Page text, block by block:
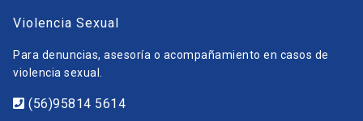
Violencia Sexual
Para denuncias, asesoría o acompañamiento en casos de
violencia sexual.
(56)95814 5614